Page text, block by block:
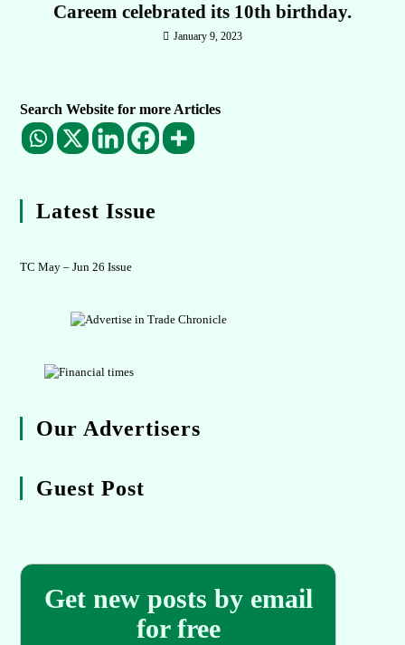
Careem celebrated its 10th birthday.
January 9, 2023
Search Website for more Articles
Latest Issue
TC May – Jun 26 Issue
Our Advertisers
Guest Post
Get new posts by email
for free